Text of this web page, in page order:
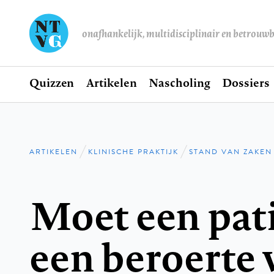
onafhankelijk, multidisciplinair en
Hoofdnavigatie
Home
Quizzen Artikelen Nascholing Dossiers
Kruimelpad
ARTIKELEN KLINISCHE PRAKTIJK STAND VAN ZAKEN
Moet een
een beroerte